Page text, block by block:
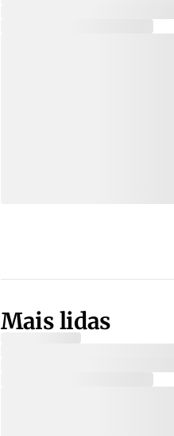
Mais lidas